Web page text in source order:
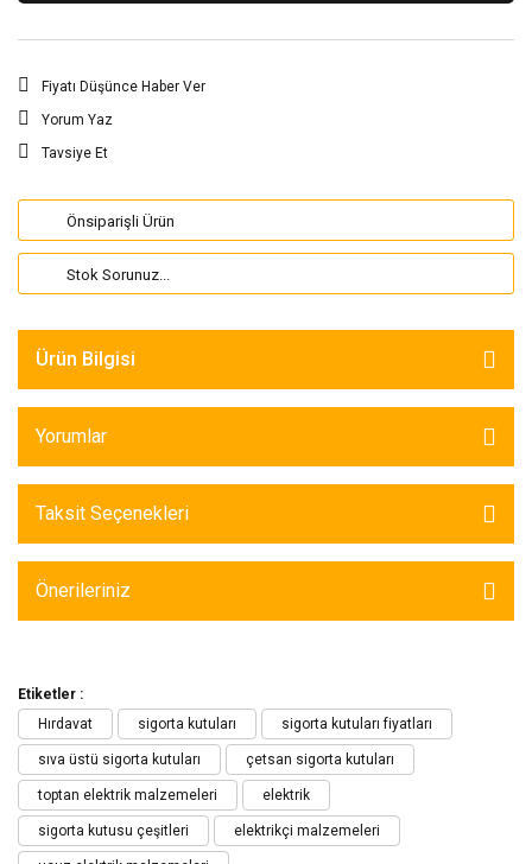
Fiyatı Düşünce Haber Ver
Yorum Yaz
Tavsiye Et
Önsiparişli Ürün
Stok Sorunuz...
Ürün Bilgisi
Yorumlar
Taksit Seçenekleri
Önerileriniz
Etiketler :
Hırdavat
sigorta kutuları sigorta kutuları fiyatları
sıva üstü sigorta kutuları çetsan sigorta kutuları
toptan elektrik malzemeleri elektrik
sigorta kutusu çeşitleri elektrikçi malzemeleri